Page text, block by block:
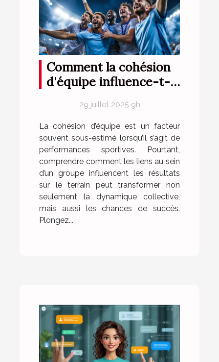
Comment la cohésion
d'équipe influence-t-
sportives ?
29 juillet 2025 9h
La cohésion d’équipe est un facteur
souvent sous-estimé lorsqu’il s’agit de
performances sportives. Pourtant,
comprendre comment les liens au sein
d’un groupe influencent les résultats
sur le terrain peut transformer non
seulement la dynamique collective,
mais aussi les chances de succès.
Plongez...